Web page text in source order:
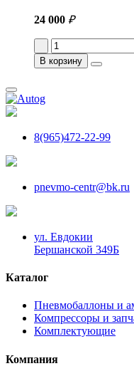
24 000 ₽
В корзину
8(965)472-22-99
pnevmo-centr@bk.ru
ул. Евдокии
Бершанской 349Б
Каталог
Пневмобаллоны и
Компрессоры и
Комплектующие
Компания